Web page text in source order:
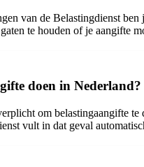
van de Belastingdienst
te houden of je aangifte
doen in Nederland?
om belastingaangifte
vult in dat geval